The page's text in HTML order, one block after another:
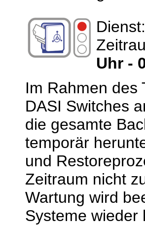
Uhr -
Im Rahmen des
DASI Switches
die gesamte
temporär
und
Zeitraum nicht
Wartung wird
Systeme wieder